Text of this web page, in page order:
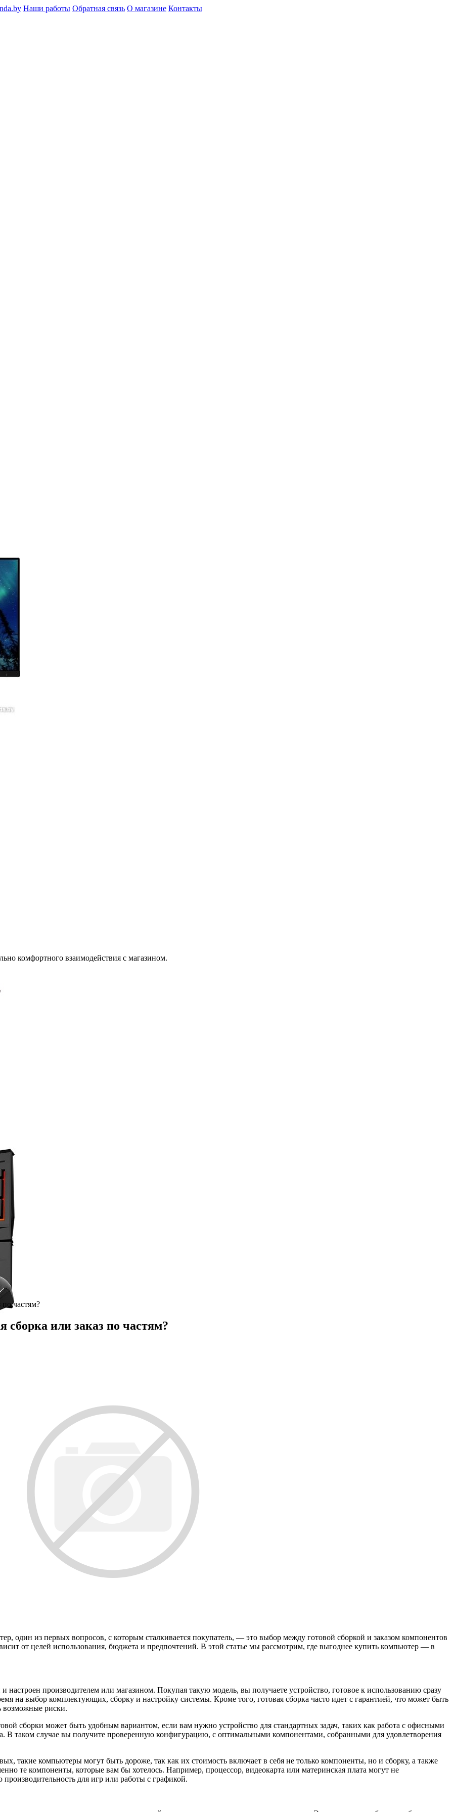
Наши работы Обратная связь О магазине Контакты
комфортного взаимодействия с магазином.
по частям?
сборка или заказ по частям?
один из первых вопросов, с которым сталкивается покупатель, — это выбор между готовой сборкой и заказом компонентов
от целей использования, бюджета и предпочтений. В этой статье мы рассмотрим, где выгоднее купить компьютер — в
производителем или магазином. Покупая такую модель, вы получаете устройство, готовое к использованию сразу
на выбор комплектующих, сборку и настройку системы. Кроме того, готовая сборка часто идет с гарантией, что может быть
возможные риски.
сборки может быть удобным вариантом, если вам нужно устройство для стандартных задач, таких как работа с офисными
В таком случае вы получите проверенную конфигурацию, с оптимальными компонентами, собранными для удовлетворения
такие компьютеры могут быть дороже, так как их стоимость включает в себя не только компоненты, но и сборку, а также
те компоненты, которые вам бы хотелось. Например, процессор, видеокарта или материнская плата могут не
для игр или работы с графикой.